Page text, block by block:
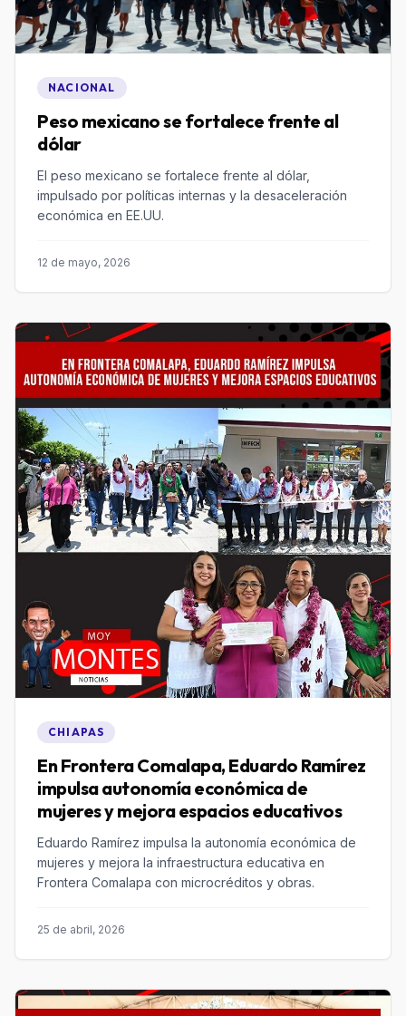
NACIONAL
Peso mexicano se fortalece frente al
dólar
El peso mexicano se fortalece frente al dólar,
impulsado por políticas internas y la desaceleración
económica en EE.UU.
12 de mayo, 2026
CHIAPAS
En Frontera Comalapa, Eduardo Ramírez
impulsa autonomía económica de
mujeres y mejora espacios educativos
Eduardo Ramírez impulsa la autonomía económica de
mujeres y mejora la infraestructura educativa en
Frontera Comalapa con microcréditos y obras.
25 de abril, 2026